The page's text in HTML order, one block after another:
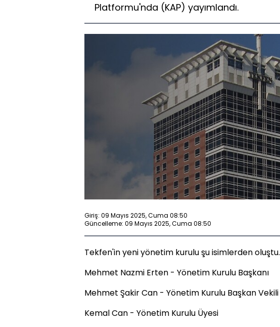
Platformu'nda (KAP) yayımlandı.
Giriş: 09 Mayıs 2025, Cuma 08:50
Güncelleme: 09 Mayıs 2025, Cuma 08:50
Tekfen'in yeni yönetim kurulu şu isimlerden oluştu.
Mehmet Nazmi Erten - Yönetim Kurulu Başkanı
Mehmet Şakir Can - Yönetim Kurulu Başkan Vekili
Kemal Can - Yönetim Kurulu Üyesi